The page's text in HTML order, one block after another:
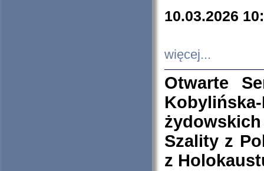
10.03.2026
więcej...
Otwarte
Szality z
z